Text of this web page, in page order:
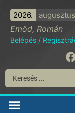
2026.
Emőd, Román
Belépés /